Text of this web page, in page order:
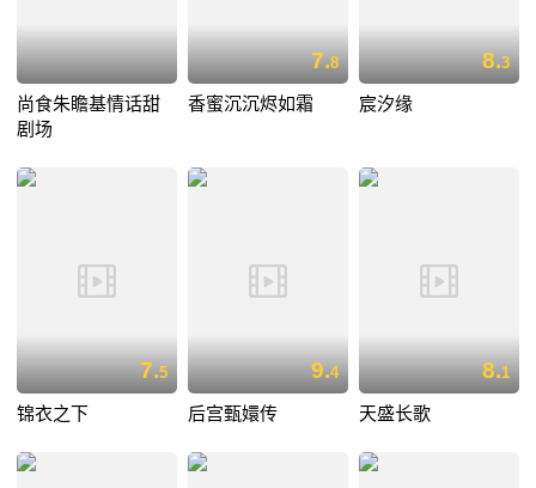
尚食朱瞻基情话甜
剧场
7.8
香蜜沉沉烬如霜
8.3
宸汐缘
7.5
锦衣之下
9.4
后宫甄嬛传
8.1
天盛长歌